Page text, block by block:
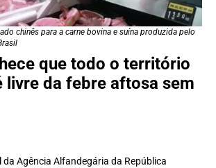
chinês para a carne bovina e suína produzida pelo
que todo o território
livre da febre aftosa sem
Agência Alfandegária da República